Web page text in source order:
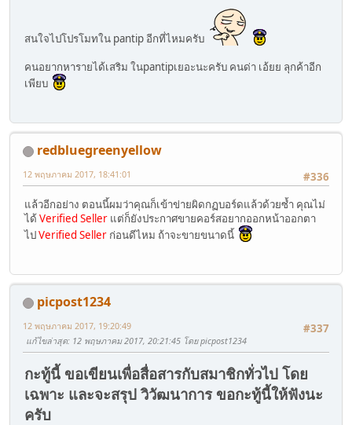
สนใจไปโปรโมทใน pantip อีกที่ไหมครับ
คนอยากหารายได้เสริม ในpantipเยอะนะครับ คนด่า เอ้ยย ลุกค้าอีก
เพียบ
redbluegreenyellow
#336
12 พฤษภาคม 2017, 18:41:01
แล้วอีกอย่าง ตอนนี้ผมว่าคุณก็เข้าข่ายผิดกฏบอร์ดแล้วด้วยซ้ำ คุณไม่
ได้Verified Seller แต่ก็ยังประกาศขายคอร์สอยากออกหน้าออกตา
ไปVerified Seller ก่อนดีไหม ถ้าจะขายขนาดนี้
picpost1234
#337
12 พฤษภาคม 2017, 19:20:49
แก้ไขล่าสุด: 12 พฤษภาคม 2017, 20:21:45 โดย picpost1234
กะทู้นี้ ขอเขียนเพื่อสื่อสารกับสมาชิกทั่วไป โดย
เฉพาะ และจะสรุป วิวัฒนาการ ขอกะทู้นี้ให้ฟังนะ
ครับ